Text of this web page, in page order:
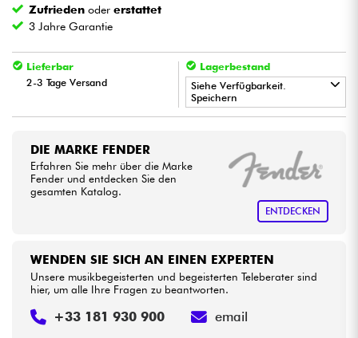
Blasinstrumente
Violinen & Quartett
Kabel & Zubehöre
HiFi
Sehen Sie sich unsere Marken an
Zufrieden odererstattet
3 Jahre Garantie
Lieferbar
2-3 Tage Versand
Lagerbestand
Siehe Verfügbarkeit.
Speichern
• MusicLILLE
LYON
DIE MARKE FENDER
Erfahren Sie mehr über die Marke
Fender und entdecken Sie den
gesamten Katalog.
ENTDECKEN
WENDEN SIE SICH AN EINEN EXPERTEN
Unsere musikbegeisterten und begeisterten Teleberater sind
hier, um alle Ihre Fragen zu beantworten.
+33 181 930 900 email